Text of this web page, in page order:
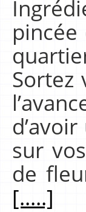
Sortez
sur
de
[.....]